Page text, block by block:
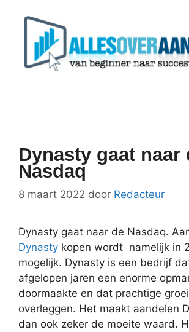
Dynasty gaat naar
Nasdaq
8 maart 2022 door Redacteur
Dynasty gaat naar de Nasdaq.
Dynasty kopen wordt namelijk in
mogelijk. Dynasty is een bedrijf
afgelopen jaren een enorme
doormaakte en dat prachtige
overleggen. Het maakt aandelen
dan ook zeker de moeite waard.